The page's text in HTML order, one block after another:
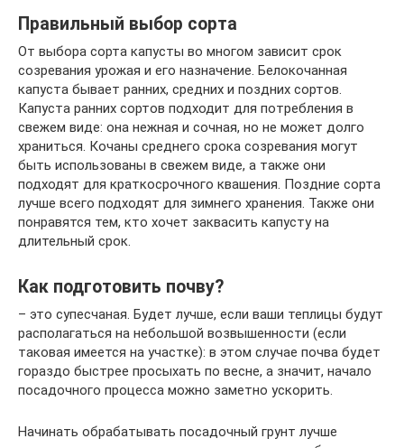
Правильный выбор сорта
От выбора сорта капусты во многом зависит срок
созревания урожая и его назначение. Белокочанная
капуста бывает ранних, средних и поздних сортов.
Капуста ранних сортов подходит для потребления в
свежем виде: она нежная и сочная, но не может долго
храниться. Кочаны среднего срока созревания могут
быть использованы в свежем виде, а также они
подходят для краткосрочного квашения. Поздние сорта
лучше всего подходят для зимнего хранения. Также они
понравятся тем, кто хочет заквасить капусту на
длительный срок.
Как подготовить почву?
– это супесчаная. Будет лучше, если ваши теплицы будут
располагаться на небольшой возвышенности (если
таковая имеется на участке): в этом случае почва будет
гораздо быстрее просыхать по весне, а значит, начало
посадочного процесса можно заметно ускорить.
Начинать обрабатывать посадочный грунт лучше